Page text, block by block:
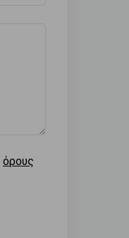
όρους